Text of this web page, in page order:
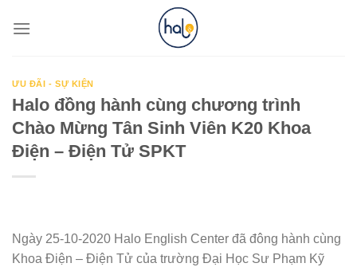
ƯU ĐÃI - SỰ KIỆN
Halo đồng hành cùng chương trình
Chào Mừng Tân Sinh Viên K20 Khoa
Điện – Điện Tử SPKT
Ngày 25-10-2020 Halo English Center đã đông hành cùng
Khoa Điện – Điện Tử của trường Đại Học Sư Phạm Kỹ